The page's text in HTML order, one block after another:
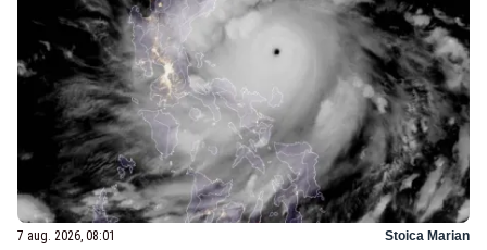
7 aug. 2026, 08:01 Stoica Marian